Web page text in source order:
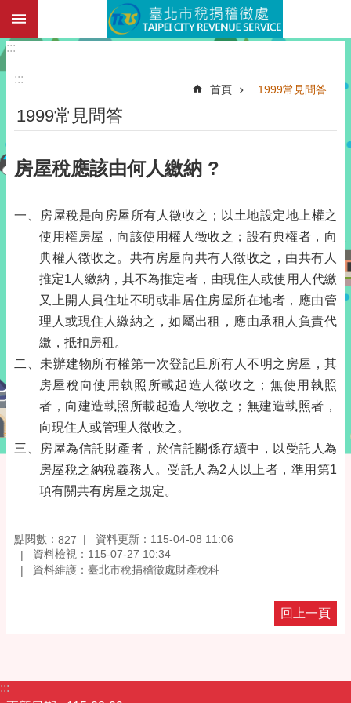
跳到主要內容區塊
:::
:::
首頁 1999常見問答
1999常見問答
房屋稅應該由何人繳納 ?
一、房屋稅是向房屋所有人徵收之；以土地設定地上權之
使用權房屋，向該使用權人徵收之；設有典權者，向
典權人徵收之。共有房屋向共有人徵收之，由共有人
推定1人繳納，其不為推定者，由現住人或使用人代繳
又上開人員住址不明或非居住房屋所在地者，應由管
理人或現住人繳納之，如屬出租，應由承租人負責代
繳，抵扣房租。
二、未辦建物所有權第一次登記且所有人不明之房屋，其
房屋稅向使用執照所載起造人徵收之；無使用執照
者，向建造執照所載起造人徵收之；無建造執照者，
向現住人或管理人徵收之。
三、房屋為信託財產者，於信託關係存續中，以受託人為
房屋稅之納稅義務人。受託人為2人以上者，準用第1
項有關共有房屋之規定。
點閱數： 827
資料更新：115-04-08 11:06
資料檢視：115-07-27 10:34
資料維護：臺北市稅捐稽徵處財產稅科
回上一頁
:::